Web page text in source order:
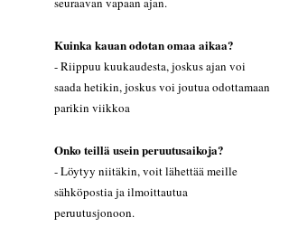
Kuinka kauan odotan omaa aikaa?
- Riippuu kuukaudesta, joskus ajan voi
saada hetikin, joskus voi joutua odottamaan
parikin viikkoa
Onko teillä usein peruutusaikoja?
- Löytyy niitäkin, voit lähettää meille
sähköpostia ja ilmoittautua
peruutusjonoon.